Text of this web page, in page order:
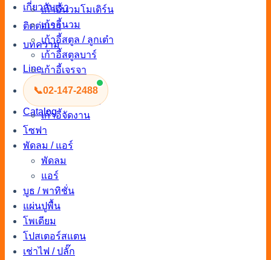
เกี่ยวกับเรา
ติดต่อเรา
บทความ
Line
📞02-147-2488
Catalog
เก้าอี้นวมโมเดิร์น
เก้าอี้นวม
เก้าอี้สตูล / ลูกเต๋า
เก้าอี้สตูลบาร์
เก้าอี้เจรจา
เก้าอี้จัดงานแต่ง
เก้าอี้จัดงาน
โซฟา
พัดลม / แอร์
พัดลม
แอร์
บูธ / พาทิชั่น
แผ่นปูพื้น
โพเดียม
โปสเตอร์สแตน
เช่าไฟ / ปลั๊ก